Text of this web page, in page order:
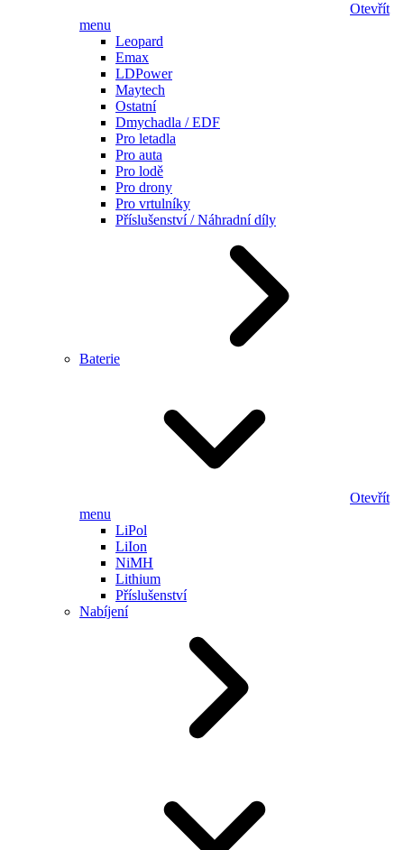
Otevřít
menu
Leopard
Emax
LDPower
Maytech
Ostatní
Dmychadla / EDF
Pro letadla
Pro auta
Pro lodě
Pro drony
Pro vrtulníky
Příslušenství / Náhradní díly
Baterie
Otevřít
menu
LiPol
LiIon
NiMH
Lithium
Příslušenství
Nabíjení